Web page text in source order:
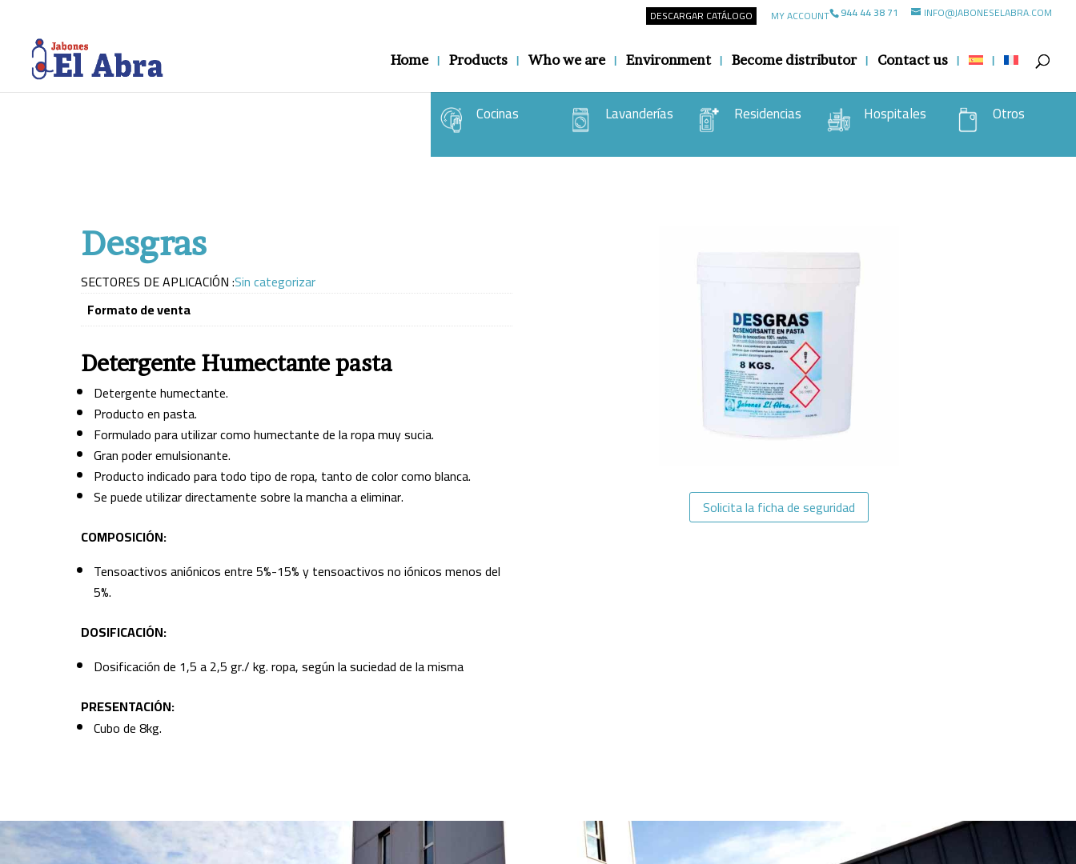
944 44 38 71 INFO@JABONESELABRA.COM
DESCARGAR CATÁLOGO MY ACCOUNT
Home Products Who we are Environment Become distributor Contact us
Cocinas Lavanderías Residencias Hospitales Otros
Desgras
SECTORES DE APLICACIÓN :Sin categorizar
Formato de venta
Detergente Humectante pasta
Detergente humectante.
Producto en pasta.
Formulado para utilizar como humectante de la ropa muy sucia.
Gran poder emulsionante.
Producto indicado para todo tipo de ropa, tanto de color como blanca.
Se puede utilizar directamente sobre la mancha a eliminar.
COMPOSICIÓN:
Tensoactivos aniónicos entre 5%-15% y tensoactivos no iónicos menos del
5%.
DOSIFICACIÓN:
Dosificación de 1,5 a 2,5 gr./ kg. ropa, según la suciedad de la misma
PRESENTACIÓN:
Cubo de 8kg.
Solicita la ficha de seguridad